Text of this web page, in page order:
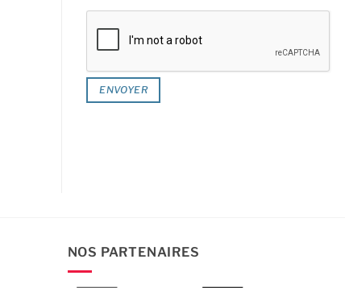
NOS PARTENAIRES